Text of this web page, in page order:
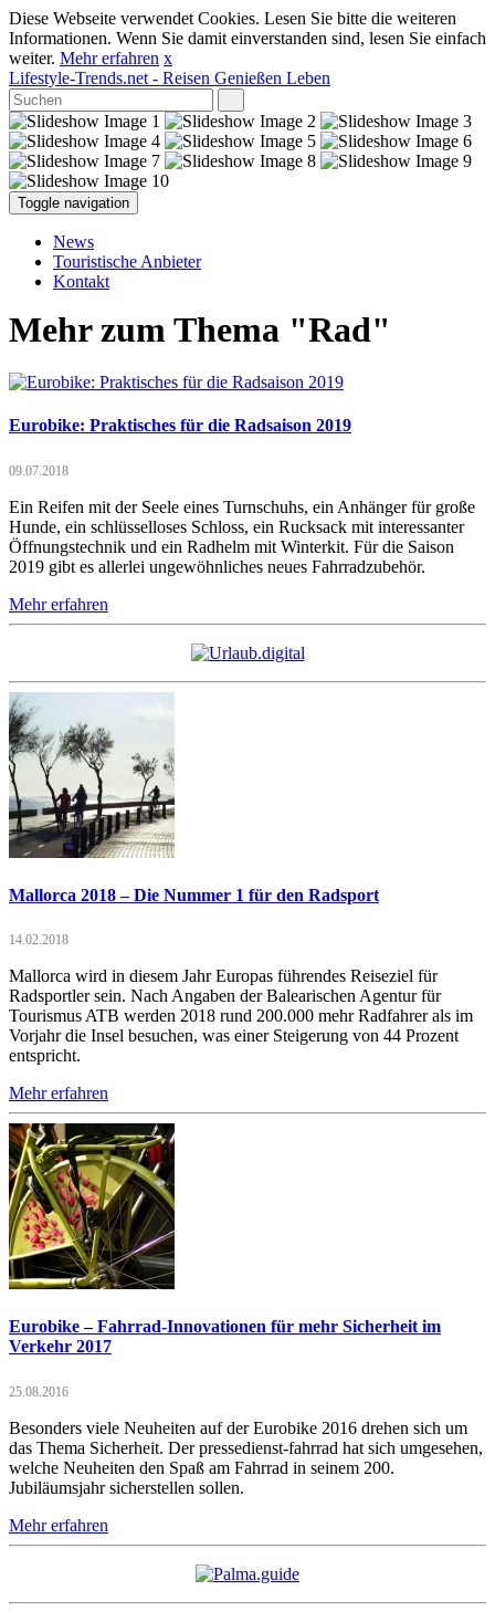
Diese Webseite verwendet Cookies. Lesen Sie bitte die weiteren
Informationen. Wenn Sie damit einverstanden sind, lesen Sie einfach
weiter. Mehr erfahren x
Lifestyle-Trends.net - Reisen Genießen Leben
Toggle navigation
News
Touristische Anbieter
Kontakt
Mehr zum Thema "Rad"
Eurobike: Praktisches für die Radsaison 2019
09.07.2018
Ein Reifen mit der Seele eines Turnschuhs, ein Anhänger für große
Hunde, ein schlüsselloses Schloss, ein Rucksack mit interessanter
Öffnungstechnik und ein Radhelm mit Winterkit. Für die Saison
2019 gibt es allerlei ungewöhnliches neues Fahrradzubehör.
Mehr erfahren
Mallorca 2018 – Die Nummer 1 für den Radsport
14.02.2018
Mallorca wird in diesem Jahr Europas führendes Reiseziel für
Radsportler sein. Nach Angaben der Balearischen Agentur für
Tourismus ATB werden 2018 rund 200.000 mehr Radfahrer als im
Vorjahr die Insel besuchen, was einer Steigerung von 44 Prozent
entspricht.
Mehr erfahren
Eurobike – Fahrrad-Innovationen für mehr Sicherheit im
Verkehr 2017
25.08.2016
Besonders viele Neuheiten auf der Eurobike 2016 drehen sich um
das Thema Sicherheit. Der pressedienst-fahrrad hat sich umgesehen,
welche Neuheiten den Spaß am Fahrrad in seinem 200.
Jubiläumsjahr sicherstellen sollen.
Mehr erfahren